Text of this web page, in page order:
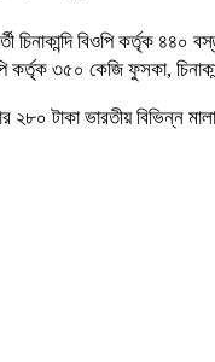
চিনাকান্দি বিওপি কর্তৃক
কর্তৃক ৩৫০ কেজি ফুসকা,
টাকা ভারতীয় বিভিন্ন